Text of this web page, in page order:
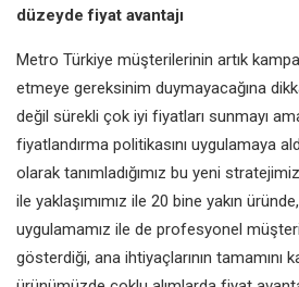
düzeyde fiyat avantajı
Metro Türkiye müşterilerinin artık
etmeye gereksinim duymayacağına
değil sürekli çok iyi fiyatları sunmayı
fiyatlandırma politikasını uygulamaya
olarak tanımladığımız bu yeni
ile yaklaşımımız ile 20 bine yakın
uygulamamız ile de profesyonel
gösterdiği, ana ihtiyaçlarının tamamını